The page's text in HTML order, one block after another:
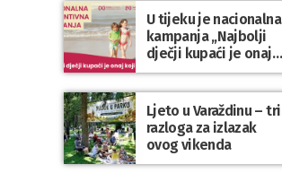
U tijeku je nacionalna
kampanja „Najbolji
dječji kupaći je onaj
koji se nosi“
Ljeto u Varaždinu – tri
razloga za izlazak
ovog vikenda